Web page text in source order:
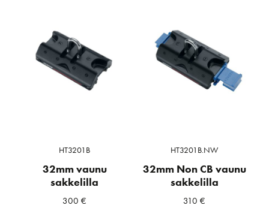
HT3201B
32mm vaunu
sakkelilla
300€
HT3201B.NW
32mm Non CB vaunu
sakkelilla
310€